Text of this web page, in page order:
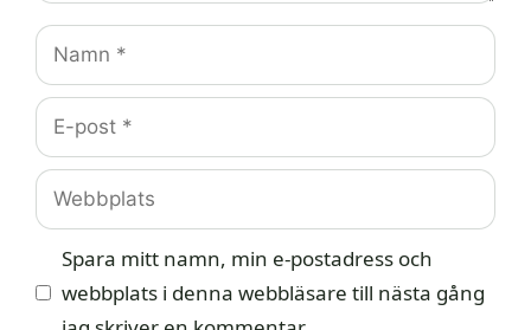
Namn
E-
post
Webbplats
Spara mitt namn, min e-postadress och
webbplats i denna webbläsare till nästa gång